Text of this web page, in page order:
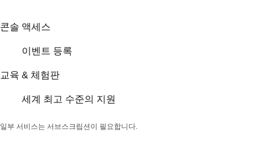
콘솔 액세스
이벤트 등록
교육 & 체험판
세계 최고 수준의 지원
일부 서비스는 서브스크립션이 필요합니다.